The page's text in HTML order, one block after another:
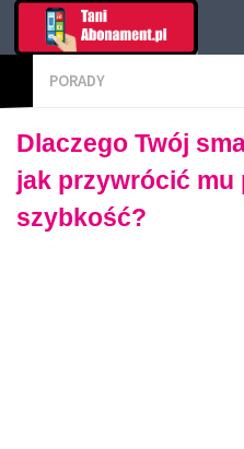
PORADY
Dlaczego Twój
jak przywrócić mu
szybkość?